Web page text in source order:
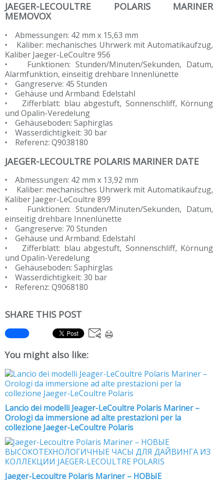
JAEGER-LECOULTRE POLARIS MARINER
MEMOVOX
• Abmessungen: 42 mm x 15,63 mm
• Kaliber: mechanisches Uhrwerk mit Automatikaufzug,
Kaliber Jaeger-LeCoultre 956
• Funktionen: Stunden/Minuten/Sekunden, Datum,
Alarmfunktion, einseitig drehbare Innenlünette
• Gangreserve: 45 Stunden
• Gehäuse und Armband: Edelstahl
• Zifferblatt: blau abgestuft, Sonnenschliff, Körnung
und Opalin-Veredelung
• Gehäuseboden: Saphirglas
• Wasserdichtigkeit: 30 bar
• Referenz: Q9038180
JAEGER-LECOULTRE POLARIS MARINER DATE
• Abmessungen: 42 mm x 13,92 mm
• Kaliber: mechanisches Uhrwerk mit Automatikaufzug,
Kaliber Jaeger-LeCoultre 899
• Funktionen: Stunden/Minuten/Sekunden, Datum,
einseitig drehbare Innenlünette
• Gangreserve: 70 Stunden
• Gehäuse und Armband: Edelstahl
• Zifferblatt: blau abgestuft, Sonnenschliff, Körnung
und Opalin-Veredelung
• Gehäuseboden: Saphirglas
• Wasserdichtigkeit: 30 bar
• Referenz: Q9068180
SHARE THIS POST
You might also like:
Lancio dei modelli Jeager-LeCoultre Polaris Mariner –
Orologi da immersione ad alte prestazioni per la
collezione Jaeger-LeCoultre Polaris
Jaeger-Lecoultre Polaris Mariner – НОВЫЕ